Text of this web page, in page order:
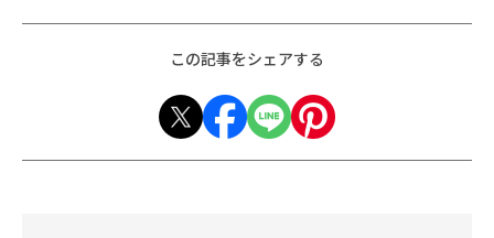
この記事をシェアする